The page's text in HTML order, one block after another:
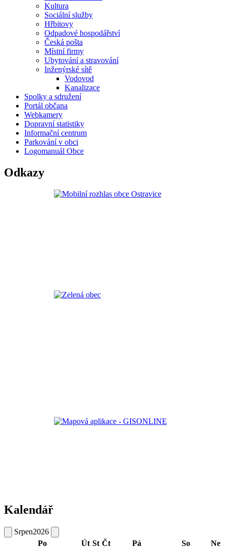
Kultura
Sociální služby
Hřbitovy
Odpadové hospodářství
Česká pošta
Místní firmy
Ubytování a stravování
Inženýrské sítě
Vodovod
Kanalizace
Spolky a sdružení
Portál občana
Webkamery
Dopravní statistiky
Informační centrum
Parkování v obci
Logomanuál Obce
Odkazy
Kalendář
Srpen2026
Po
Út St Čt Pá So Ne